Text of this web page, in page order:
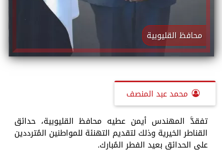
محافظ القليوبية
محمد عبد المنصف
تفقدَّ المهندس أيمن عطيه محافظ القليوبية، حدائق
القناطر الخيرية وذلك لتقديم التهنئة للمواطنين المُترددين
على الحدائق بعيد الفطر المُبارك.